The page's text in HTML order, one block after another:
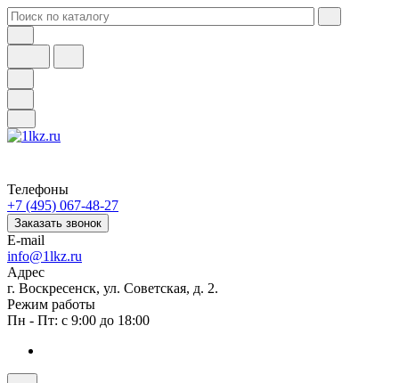
Телефоны
+7 (495) 067-48-27
Заказать звонок
E-mail
info@1lkz.ru
Адрес
г. Воскресенск, ул. Советская, д. 2.
Режим работы
Пн - Пт: с 9:00 до 18:00